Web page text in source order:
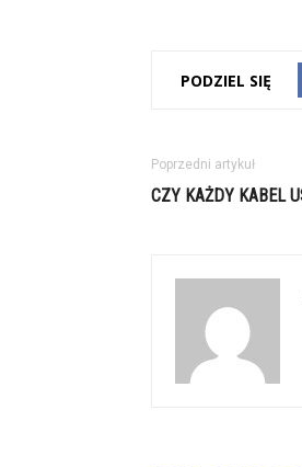
PODZIEL SIĘ
Poprzedni artykuł
CZY KAŻDY KABEL